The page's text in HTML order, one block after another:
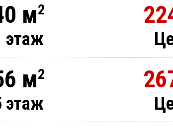
м2
этаж
м2
этаж